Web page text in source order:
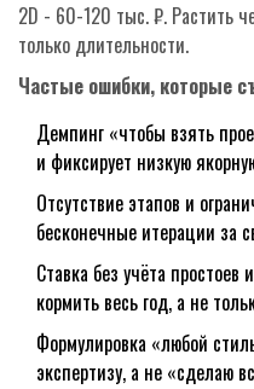
2D - 60-120 тыс. ₽. Растить
только длительности.
Частые ошибки, которые
Демпинг «чтобы взять
и фиксирует низкую
Отсутствие этапов и
бесконечные итерации за
Ставка без учёта
кормить весь год, а не
Формулировка «любой
экспертизу, а не «сделаю